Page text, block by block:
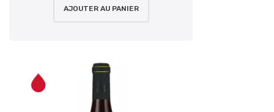
AJOUTER AU PANIER